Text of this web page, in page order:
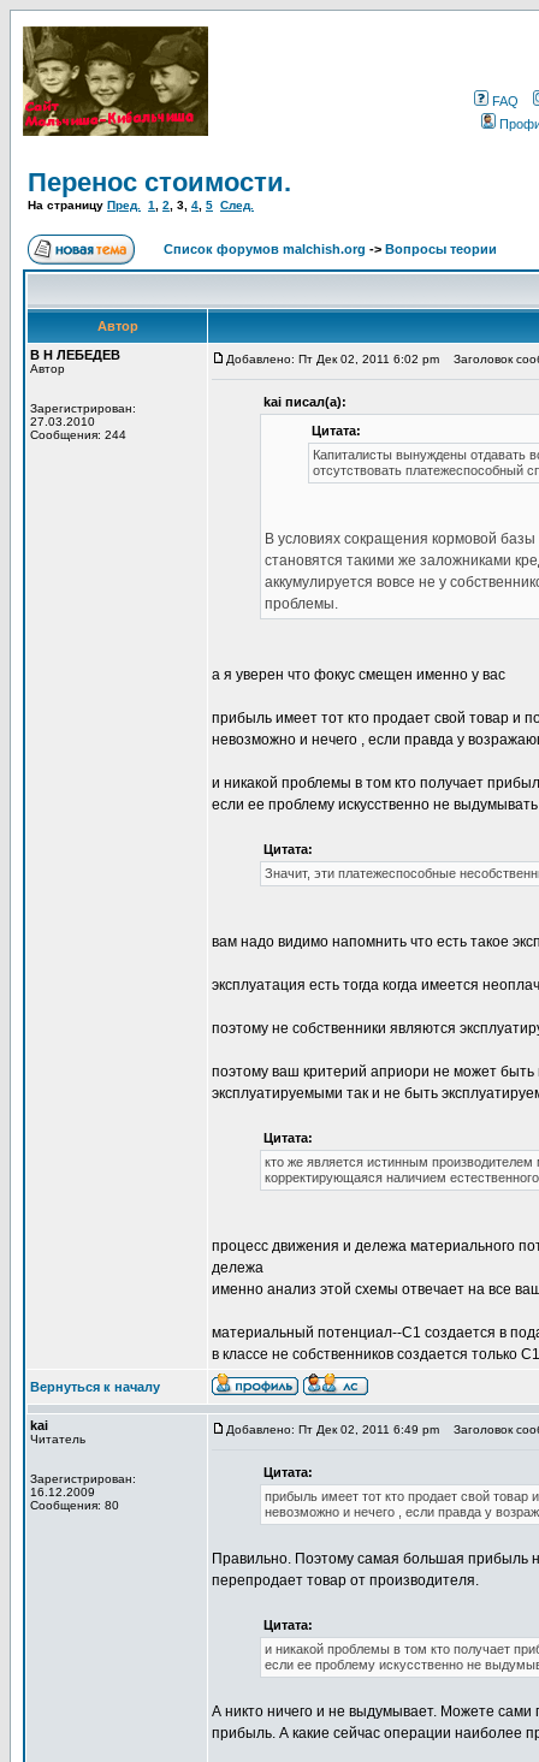
FAQ
Перенос стоимости.
На страницу Пред. 1 2 3 4 5 След.
Список форумов malchish.org -> Вопросы теории
Автор
В Н ЛЕБЕДЕВ
Автор
Зарегистрирован:
27.03.2010
Сообщения: 244
Добавлено: Пт Дек 02, 2011 6:02 pm Заголовок
kai писал(а):
Цитата:
Капиталисты вынуждены отдавать
отсутствовать платежеспособный
В условиях сокращения кормовой
становятся такими же заложниками
аккумулируется вовсе не у
проблемы.
а я уверен что фокус смещен именно у вас
прибыль имеет тот кто продает свой товар и
невозможно и нечего , если правда у
и никакой проблемы в том кто получает
если ее проблему искусственно не
Цитата:
Значит, эти платежеспособные
вам надо видимо напомнить что есть такое
эксплуатация есть тогда когда имеется
поэтому не собственники являются
поэтому ваш критерий априори не может быть
эксплуатируемыми так и не быть
Цитата:
кто же является истинным
корректирующаяся наличием
процесс движения и дележа материального
дележа
именно анализ этой схемы отвечает на все
материальный потенциал--С1 создается в
в классе не собственников создается
Вернуться к началу
kai
Читатель
Зарегистрирован:
16.12.2009
Сообщения: 80
Добавлено: Пт Дек 02, 2011 6:49 pm Заголовок
Цитата:
прибыль имеет тот кто продает свой товар
невозможно и нечего , если правда у
Правильно. Поэтому самая большая прибыль
перепродает товар от производителя.
Цитата:
и никакой проблемы в том кто получает
если ее проблему искусственно не
А никто ничего и не выдумывает. Можете сами
прибыль. А какие сейчас операции наиболее